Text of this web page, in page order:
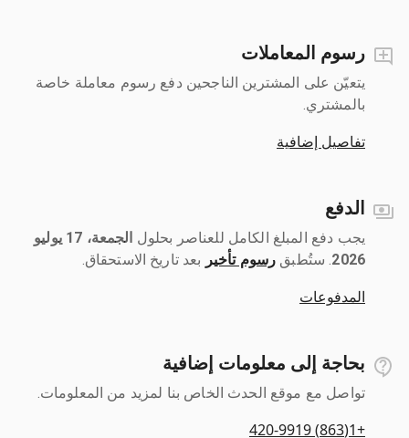
رسوم المعاملات
يتعيّن على المشترين الناجحين دفع رسوم معاملة خاصة
بالمشتري.
تفاصيل إضافية
الدفع
يجب دفع المبلغ الكامل للعناصر بحلول ‎
الجمعة، 17 يوليو
2026
رسوم تأخير بعد تاريخ الاستحقاق.
المدفوعات
بحاجة إلى معلومات إضافية
تواصل مع موقع الحدث الخاص بنا لمزيد من المعلومات.
+1(863) 420-9919